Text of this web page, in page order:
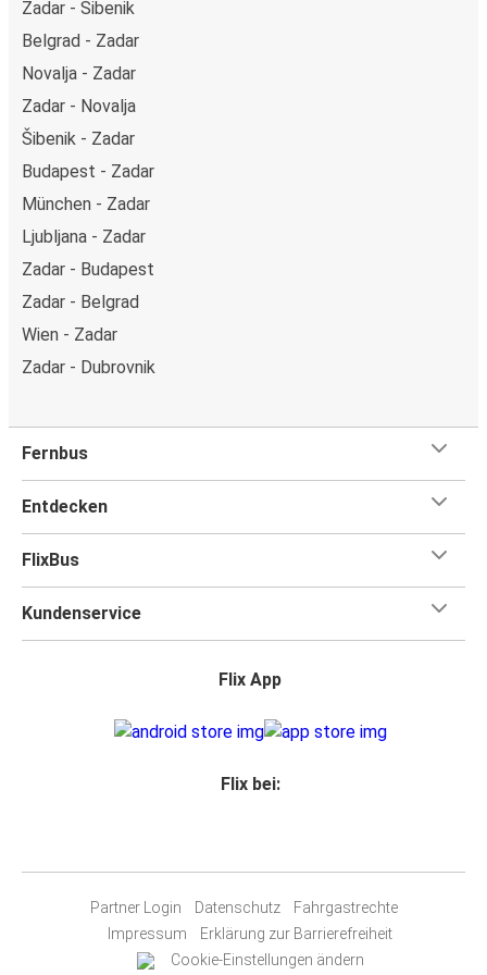
Zadar - Šibenik
Belgrad - Zadar
Novalja - Zadar
Zadar - Novalja
Šibenik - Zadar
Budapest - Zadar
München - Zadar
Ljubljana - Zadar
Zadar - Budapest
Zadar - Belgrad
Wien - Zadar
Zadar - Dubrovnik
Fernbus
Entdecken
FlixBus
Kundenservice
Flix App
Flix bei:
Partner Login Datenschutz
Fahrgastrechte
Impressum
Erklärung zur Barrierefreiheit
Cookie-Einstellungen ändern